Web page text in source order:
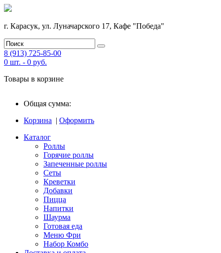
г. Карасук, ул. Луначарского 17, Кафе "Победа"
8 (913) 725-85-00
0 шт. - 0 руб.
Товары в корзине
Общая сумма:
Корзина | Оформить
Каталог
Роллы
Горячие роллы
Запеченные роллы
Сеты
Креветки
Добавки
Пицца
Напитки
Шаурма
Готовая еда
Меню Фри
Набор Комбо